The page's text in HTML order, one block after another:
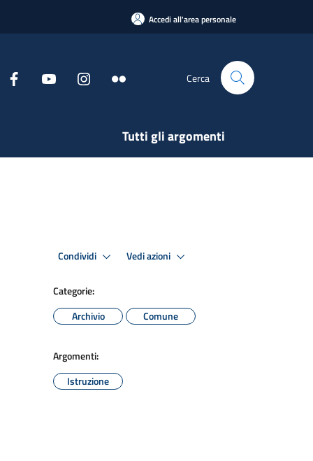
Accedi all'area personale
Cerca
Tutti gli argomenti
Condividi Vedi azioni
Categorie:
Archivio
Comune
Argomenti:
Istruzione